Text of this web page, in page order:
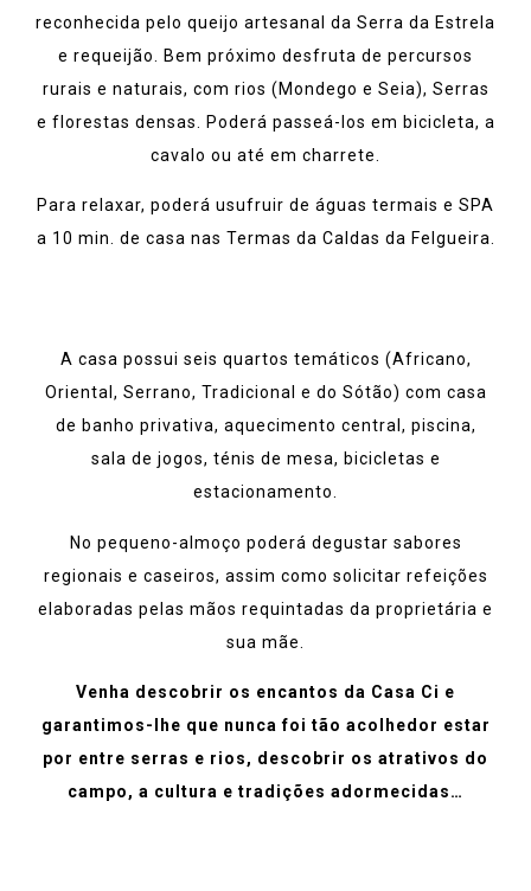
reconhecida pelo queijo artesanal da Serra da Estrela
e requeijão. Bem próximo desfruta de percursos
rurais e naturais, com rios (Mondego e Seia), Serras
e florestas densas. Poderá passeá-los em bicicleta, a
cavalo ou até em charrete.
Para relaxar, poderá usufruir de águas termais e SPA
a 10 min. de casa nas Termas da Caldas da Felgueira.
A casa possui seis quartos temáticos (Africano,
Oriental, Serrano, Tradicional e do Sótão) com casa
de banho privativa, aquecimento central, piscina,
sala de jogos, ténis de mesa, bicicletas e
estacionamento.
No pequeno-almoço poderá degustar sabores
regionais e caseiros, assim como solicitar refeições
elaboradas pelas mãos requintadas da proprietária e
sua mãe.
Venha descobrir os encantos da Casa Ci e
garantimos-lhe que nunca foi tão acolhedor estar
por entre serras e rios, descobrir os atrativos do
campo, a cultura e tradições adormecidas…